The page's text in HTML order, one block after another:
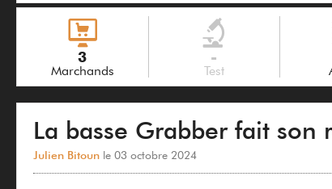
3
Marchands
-
Test
La basse Grabber fait
Julien Bitounle 03 octobre 2024